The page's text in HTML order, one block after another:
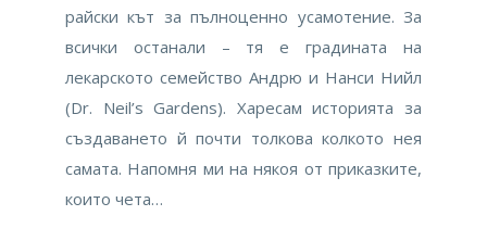
райски кът за пълноценно усамотение. За
всички останали – тя е градината на
лекарското семейство Андрю и Нанси Нийл
(Dr. Neil’s Gardens). Харесам историята за
създаването й почти толкова колкото нея
самата. Напомня ми на някоя от приказките,
които чета…